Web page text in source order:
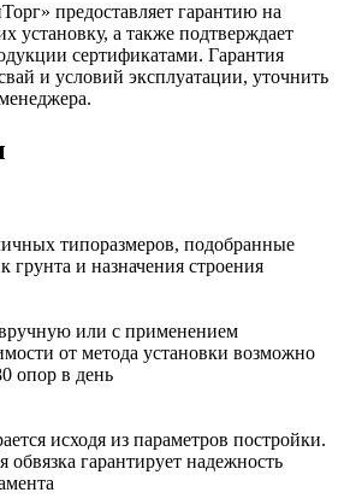
предоставляет гарантию на
установку, а также подтверждает
сертификатами. Гарантия
и условий эксплуатации, уточнить
типоразмеров, подобранные
грунта и назначения строения
или с применением
от метода установки возможно
опор в день
исходя из параметров постройки.
гарантирует надежность